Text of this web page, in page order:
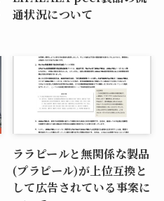
通状況について
ララピールと無関係な製品
(プラピール)が上位互換と
して広告されている事案に